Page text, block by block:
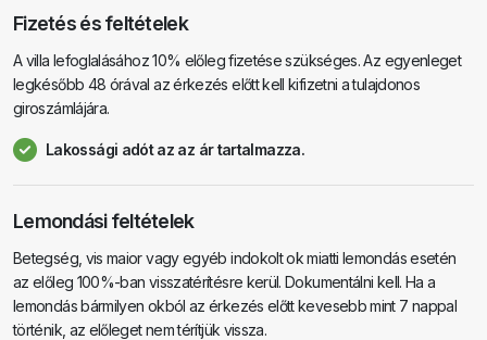
Fizetés és feltételek
A villa lefoglalásához 10% előleg fizetése szükséges. Az egyenleget
legkésőbb 48 órával az érkezés előtt kell kifizetni a tulajdonos
giroszámlájára.
Lakossági adót az az ár tartalmazza.
Lemondási feltételek
Betegség, vis maior vagy egyéb indokolt ok miatti lemondás esetén
az előleg 100%-ban visszatérítésre kerül. Dokumentálni kell. Ha a
lemondás bármilyen okból az érkezés előtt kevesebb mint 7 nappal
történik, az előleget nem térítjük vissza.